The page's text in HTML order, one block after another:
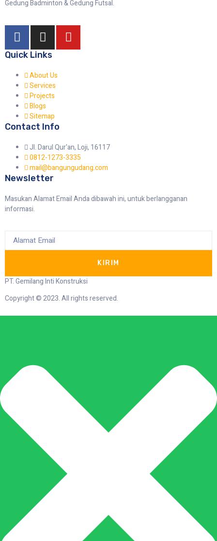
Gedung Badminton & Gedung Futsal.
Quick Links
About Us
Services
Projects
Blogs
Sitemap
Contact Info
Jl. Darul Qur'an, Loji, 16117
0812-1273-3335
mail@bangungudang.com
Newsletter
Masukan Alamat Email Anda dibawah ini, untuk berlangganan
informasi.
KIRIM
PT. Gemilang Inti Konstruksi
Copyright © 2023. All rights reserved.